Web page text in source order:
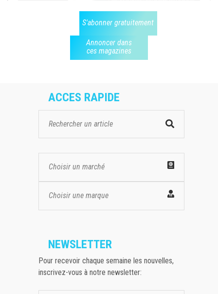
S'abonner gratuitement
Annoncer dans
ces magazines
ACCES RAPIDE
Choisir un marché
Choisir une marque
NEWSLETTER
Pour recevoir chaque semaine les nouvelles,
inscrivez-vous à notre newsletter: